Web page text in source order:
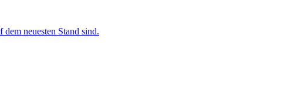
neuesten Stand sind.